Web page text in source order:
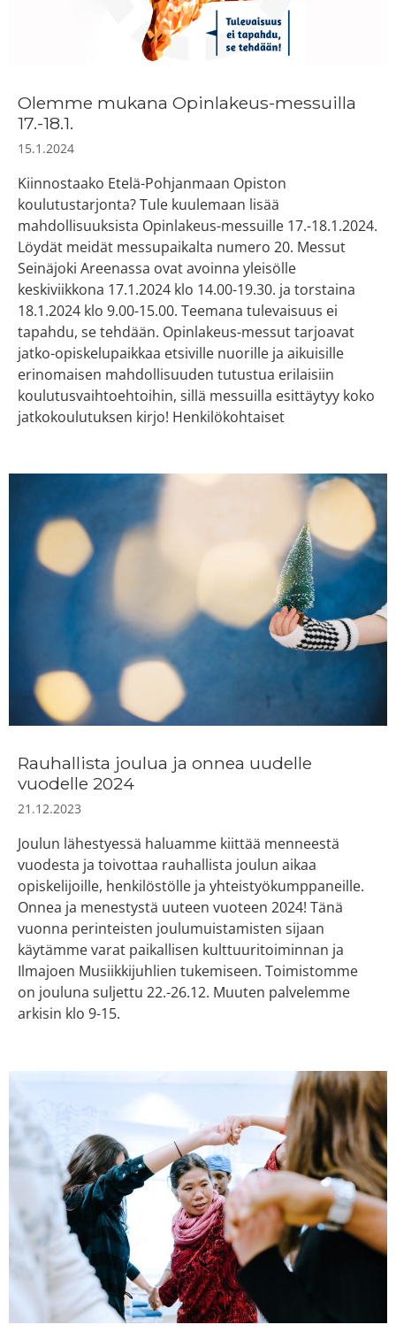
Olemme mukana Opinlakeus-messuilla
17.-18.1.
15.1.2024
Kiinnostaako Etelä-Pohjanmaan Opiston
koulutustarjonta? Tule kuulemaan lisää
mahdollisuuksista Opinlakeus-messuille 17.-18.1.2024.
Löydät meidät messupaikalta numero 20. ​Messut
Seinäjoki Areenassa ovat avoinna yleisölle
keskiviikkona 17.1.2024 klo 14.00-19.30. ja torstaina
18.1.2024 klo 9.00-15.00. Teemana tulevaisuus ei
tapahdu, se tehdään. ​Opinlakeus-messut tarjoavat
jatko-opiskelupaikkaa etsiville nuorille ja aikuisille
erinomaisen mahdollisuuden tutustua erilaisiin
koulutusvaihtoehtoihin, sillä messuilla esittäytyy koko
jatkokoulutuksen kirjo! Henkilökohtaiset
Rauhallista joulua ja onnea uudelle
vuodelle 2024
21.12.2023
Joulun lähestyessä haluamme kiittää menneestä
vuodesta ja toivottaa rauhallista joulun aikaa
opiskelijoille, henkilöstölle ja yhteistyökumppaneille.
Onnea ja menestystä uuteen vuoteen 2024! Tänä
vuonna perinteisten joulumuistamisten sijaan
käytämme varat paikallisen kulttuuritoiminnan ja
Ilmajoen Musiikkijuhlien tukemiseen. Toimistomme
on jouluna suljettu 22.-26.12. Muuten palvelemme
arkisin klo 9-15.